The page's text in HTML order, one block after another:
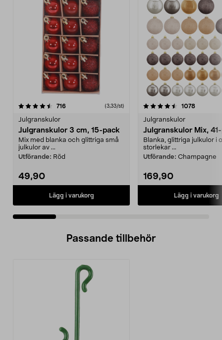
716recensioner (3,33/st)
Julgranskulor
Julgranskulor 3 cm, 15-pack
Mix med blanka och glittriga små
julkulor av ...
Utförande: Röd
49,90
Lägg i varukorg
4.5 av 5 stjärnor 1078
Julgranskulor
Julgranskulor Mix,
Blanka, glittriga julkulor i
storlekar ...
Utförande: Champagne
169,90
Lägg i varukorg
4.5 av 5 stjärnor
Passande tillbehör